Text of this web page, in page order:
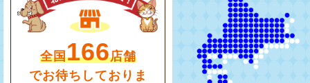
全国166店舗
でお待ちしておりま